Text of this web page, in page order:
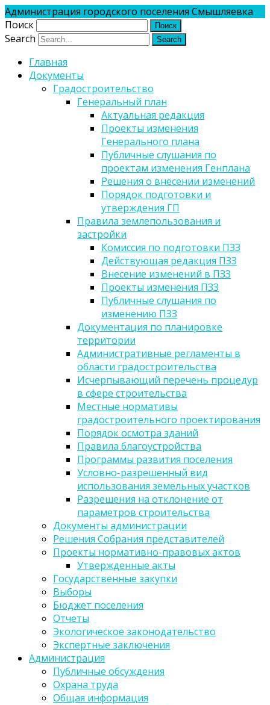
Администрация городского поселения Смышляевка
Поиск
Search
Главная
Документы
Градостроительство
Генеральный план
Актуальная редакция
Проекты изменения
Генерального плана
Публичные слушания по
проектам изменения Генплана
Решения о внесении изменений
Порядок подготовки и
утверждения ГП
Правила землепользования и
застройки
Комиссия по подготовки ПЗЗ
Действующая редакция ПЗЗ
Внесение изменений в ПЗЗ
Проекты изменения ПЗЗ
Публичные слушания по
изменению ПЗЗ
Документация по планировке
территории
Административные регламенты в
области градостроительства
Исчерпывающий перечень процедур
в сфере строительства
Местные нормативы
градостроительного проектирования
Порядок осмотра зданий
Правила благоустройства
Программы развития поселения
Условно-разрешенный вид
использования земельных участков
Разрешения на отклонение от
параметров строительства
Документы администрации
Решения Собрания представителей
Проекты нормативно-правовых актов
Утвержденные акты
Государственные закупки
Выборы
Бюджет поселения
Отчеты
Экологическое законодательство
Экспертные заключения
Администрация
Публичные обсуждения
Охрана труда
Общая информация